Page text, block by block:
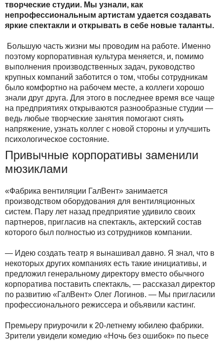
творческие студии. Мы узнали, как
непрофессиональным артистам удается создавать
яркие спектакли и открывать в себе новые таланты.
Большую часть жизни мы проводим на работе. Именно
поэтому корпоративная культура меняется, и, помимо
выполнения производственных задач, руководство
крупных компаний заботится о том, чтобы сотрудникам
было комфортно на рабочем месте, а коллеги хорошо
знали друг друга. Для этого в последнее время все чаще
на предприятиях открываются разнообразные студии —
ведь любые творческие занятия помогают снять
напряжение, узнать коллег с новой стороны и улучшить
психологическое состояние.
Привычные корпоративы заменили
мюзиклами
«Фабрика вентиляции ГалВент» занимается
производством оборудования для вентиляционных
систем. Пару лет назад предприятие удивило своих
партнеров, пригласив на спектакль, актерский состав
которого был полностью из сотрудников компании.
— Идею создать театр я вынашивал давно. Я знал, что в
некоторых других компаниях есть такие инициативы, и
предложил генеральному директору вместо обычного
корпоратива поставить спектакль, — рассказал директор
по развитию «ГалВент» Олег Логинов. — Мы пригласили
профессионального режиссера и объявили кастинг.
Премьеру приурочили к 20-летнему юбилею фабрики.
Зрители увидели комедию «Ночь без ошибок» по пьесе